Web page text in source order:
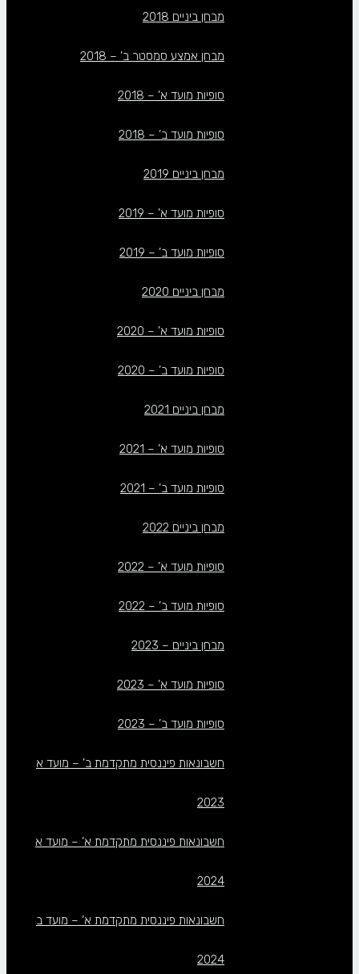
מבחן ביניים 2018
מבחן אמצע סמסטר ב’ – 2018
סופיות מועד א’ – 2018
סופיות מועד ב’ – 2018
מבחן ביניים 2019
סופיות מועד א’ – 2019
סופיות מועד ב’ – 2019
מבחן ביניים 2020
סופיות מועד א’ – 2020
סופיות מועד ב’ – 2020
מבחן ביניים 2021
סופיות מועד א’ – 2021
סופיות מועד ב’ – 2021
מבחן ביניים 2022
סופיות מועד א’ – 2022
סופיות מועד ב’ – 2022
מבחן ביניים – 2023
סופיות מועד א’ – 2023
סופיות מועד ב’ – 2023
חשבונאות פיננסית מתקדמת ב’ – מועד א
2023
חשבונאות פיננסית מתקדמת א’ – מועד א
2024
חשבונאות פיננסית מתקדמת א’ – מועד ב
2024